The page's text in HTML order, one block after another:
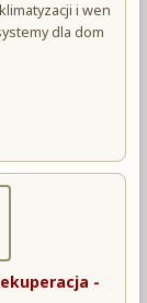
i wen
dla dom
-